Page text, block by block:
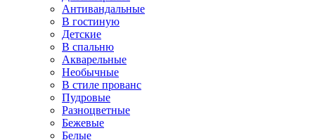
Антивандальные
В гостиную
Детские
В спальню
Акварельные
Необычные
В стиле прованс
Пудровые
Разноцветные
Бежевые
Белые